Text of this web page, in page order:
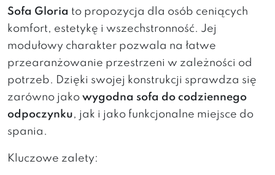
Sofa Gloria to propozycja dla osób ceniących
komfort, estetykę i wszechstronność. Jej
modułowy charakter pozwala na łatwe
przearanżowanie przestrzeni w zależności od
potrzeb. Dzięki swojej konstrukcji sprawdza się
zarówno jako wygodna sofa do codziennego
odpoczynku, jak i jako funkcjonalne miejsce do
spania.
Kluczowe zalety: